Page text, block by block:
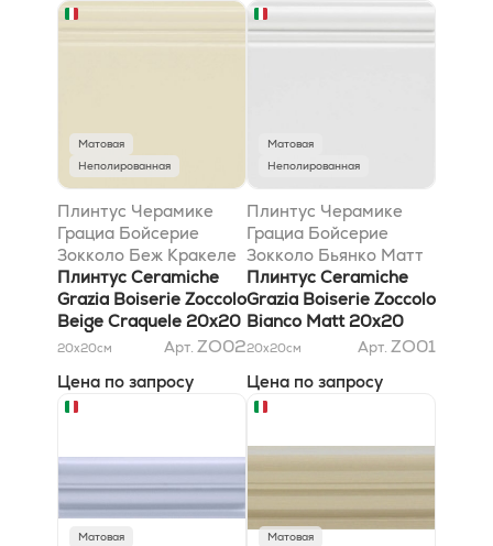
Матовая
Неполированная
Плинтус Черамике
Грациа Бойсерие
Зокколо Беж Кракеле
20x20
Плинтус Ceramiche
Grazia Boiserie Zoccolo
Beige Craquele 20x20
20x20см Арт. ZO02
Цена по запросу
Матовая
Неполированная
Плинтус Черамике
Грациа Бойсерие
Зокколо Бьянко Матт
20x20
Плинтус Ceramiche
Grazia Boiserie Zoccolo
Bianco Matt 20x20
20x20см Арт. ZO01
Цена по запросу
Матовая
Матовая